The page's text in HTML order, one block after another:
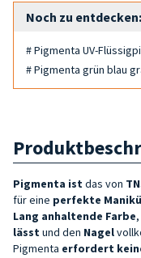
Noch zu entdecken:
# Pigmenta UV-
# Pigmenta grün blau
Pigmenta ist das von
für eine perfekte
Lang anhaltende Farbe
lässt und den Nagel
Pigmenta erfordert